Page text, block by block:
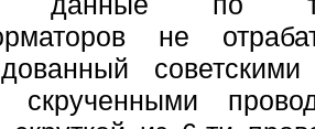
не
скрученными